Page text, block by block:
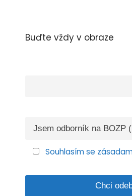
Buďte vždy v obraze
Souhlasím se